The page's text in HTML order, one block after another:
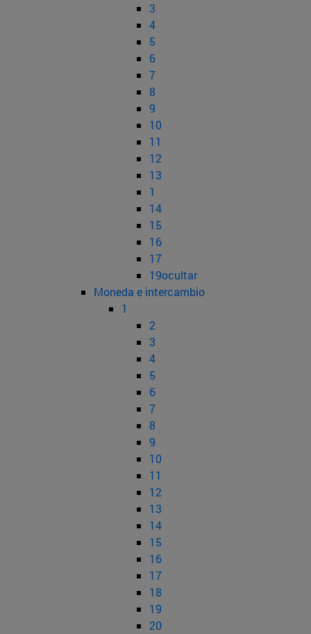
3
4
5
6
7
8
9
10
11
12
13
1
14
15
16
17
19ocultar
Moneda e intercambio
1
2
3
4
5
6
7
8
9
10
11
12
13
14
15
16
17
18
19
20